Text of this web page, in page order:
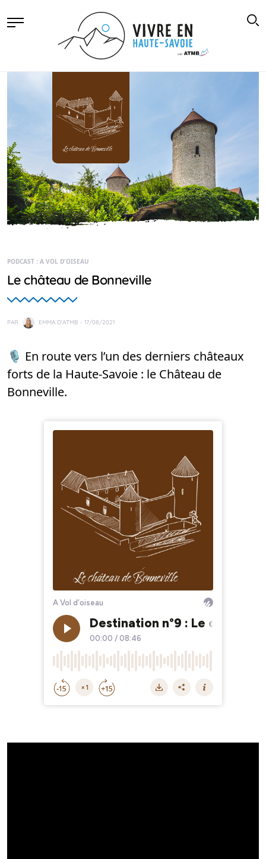
PODCAST : A VOL D'OISEAU
Le château de Bonneville
PAR EMMA D'ATMB - 17/08/2021
🎙️ En route vers l’un des derniers châteaux
forts de la Haute-Savoie : le Château de
Bonneville.